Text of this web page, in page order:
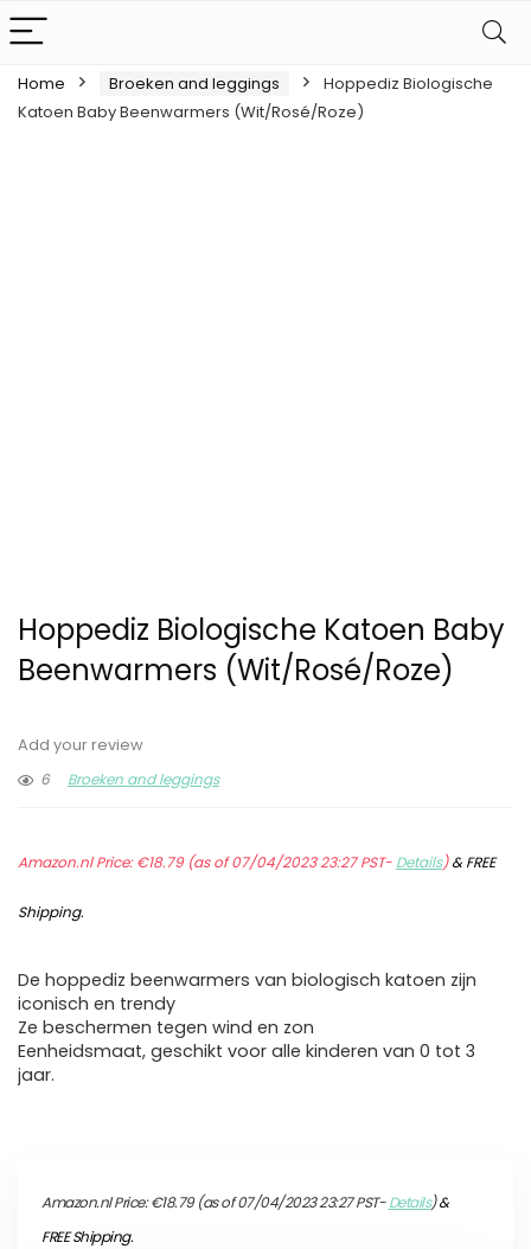
Home Broeken and leggings
Hoppediz Biologische
Katoen Baby Beenwarmers (Wit/Rosé/Roze)
Hoppediz Biologische Katoen Baby
Beenwarmers (Wit/Rosé/Roze)
Add your review
6
Broeken and leggings
Amazon.nl Price:€18.79(as of 07/04/2023 23:27 PST- Details)&FREE
Shipping.
De hoppediz beenwarmers van biologisch katoen zijn
iconisch en trendy
Ze beschermen tegen wind en zon
Eenheidsmaat, geschikt voor alle kinderen van 0 tot 3
jaar.
Amazon.nl Price:€18.79(as of 07/04/2023 23:27 PST-Details)&
FREE Shipping.